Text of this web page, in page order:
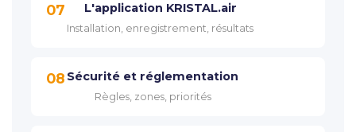
07 L'application KRISTAL.air
Installation, enregistrement, résultats
08 Sécurité et réglementation
Règles, zones, priorités